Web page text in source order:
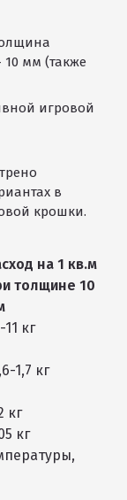
мм (также
игровой
в
крошки.
на 1 кв.м
толщине 10
11 кг
1,7 кг
кг
кг